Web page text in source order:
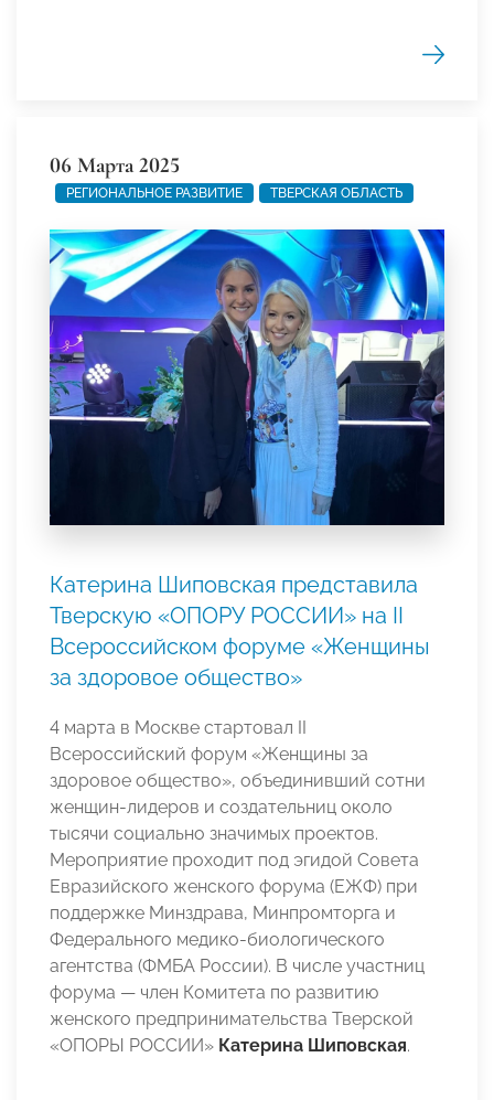
06 Марта 2025
РЕГИОНАЛЬНОЕ РАЗВИТИЕ ТВЕРСКАЯ ОБЛАСТЬ
Катерина Шиповская представила
Тверскую «ОПОРУ РОССИИ» на II
Всероссийском форуме «Женщины
за здоровое общество»
4 марта в Москве стартовал II
Всероссийский форум «Женщины за
здоровое общество», объединивший сотни
женщин-лидеров и создательниц около
тысячи социально значимых проектов.
Мероприятие проходит под эгидой Совета
Евразийского женского форума (ЕЖФ) при
поддержке Минздрава, Минпромторга и
Федерального медико-биологического
агентства (ФМБА России). В числе участниц
форума — член Комитета по развитию
женского предпринимательства Тверской
«ОПОРЫ РОССИИ» Катерина Шиповская.